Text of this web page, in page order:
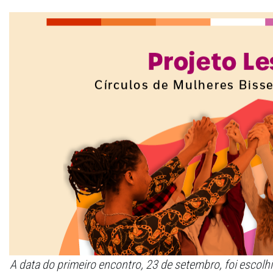
A data do primeiro encontro, 23 de setembro, foi